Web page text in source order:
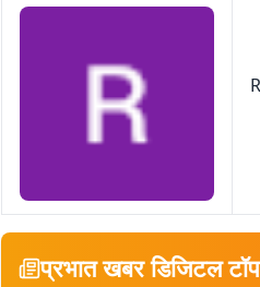
प्रभात खबर डिजिटल टॉप